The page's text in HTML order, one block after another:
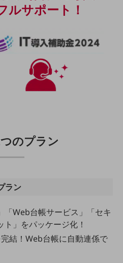
ルサポート！
のプラン
ラン
「Web台帳サービス」「セキ
」をパッケージ化！
結！Web台帳に自動連係で